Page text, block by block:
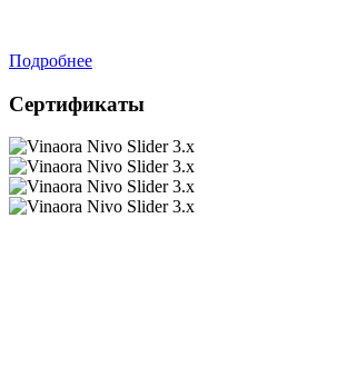
Подробнее
Сертификаты